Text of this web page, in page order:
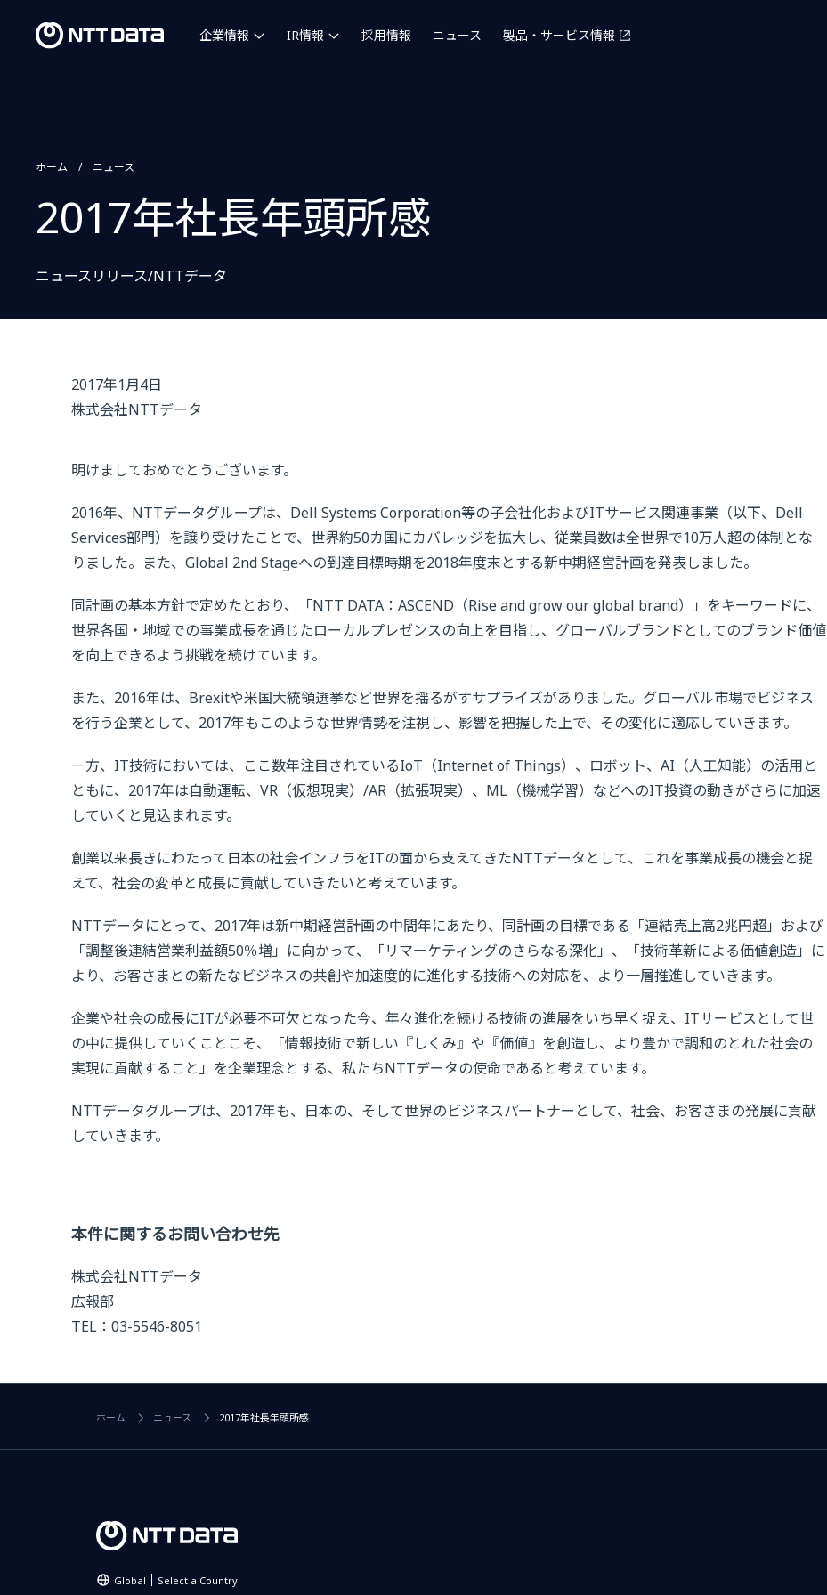
企業情報 IR情報 採用情報 ニュース 製品・サービス情報
ホーム ニュース
2017年社長年頭所感
ニュースリリース/NTTデータ
2017年1月4日
株式会社NTTデータ
明けましておめでとうございます。
2016年、NTTデータグループは、Dell Systems Corporation等の子会社化およびITサービス関連事業（以下、Dell
Services部門）を譲り受けたことで、世界約50カ国にカバレッジを拡大し、従業員数は全世界で10万人超の体制とな
りました。また、Global 2nd Stageへの到達目標時期を2018年度末とする新中期経営計画を発表しました。
同計画の基本方針で定めたとおり、「NTT DATA：ASCEND（Rise and grow our global brand）」をキーワードに、
世界各国・地域での事業成長を通じたローカルプレゼンスの向上を目指し、グローバルブランドとしてのブランド価値
を向上できるよう挑戦を続けています。
また、2016年は、Brexitや米国大統領選挙など世界を揺るがすサプライズがありました。グローバル市場でビジネス
を行う企業として、2017年もこのような世界情勢を注視し、影響を把握した上で、その変化に適応していきます。
一方、IT技術においては、ここ数年注目されているIoT（Internet of Things）、ロボット、AI（人工知能）の活用と
ともに、2017年は自動運転、VR（仮想現実）/AR（拡張現実）、ML（機械学習）などへのIT投資の動きがさらに加速
していくと見込まれます。
創業以来長きにわたって日本の社会インフラをITの面から支えてきたNTTデータとして、これを事業成長の機会と捉
えて、社会の変革と成長に貢献していきたいと考えています。
NTTデータにとって、2017年は新中期経営計画の中間年にあたり、同計画の目標である「連結売上高2兆円超」および
「調整後連結営業利益額50％増」に向かって、「リマーケティングのさらなる深化」、「技術革新による価値創造」に
より、お客さまとの新たなビジネスの共創や加速度的に進化する技術への対応を、より一層推進していきます。
企業や社会の成長にITが必要不可欠となった今、年々進化を続ける技術の進展をいち早く捉え、ITサービスとして世
の中に提供していくことこそ、「情報技術で新しい『しくみ』や『価値』を創造し、より豊かで調和のとれた社会の
実現に貢献すること」を企業理念とする、私たちNTTデータの使命であると考えています。
NTTデータグループは、2017年も、日本の、そして世界のビジネスパートナーとして、社会、お客さまの発展に貢献
していきます。
本件に関するお問い合わせ先
株式会社NTTデータ
広報部
TEL：03-5546-8051
ホーム ニュース 2017年社長年頭所感
Global Select a Country